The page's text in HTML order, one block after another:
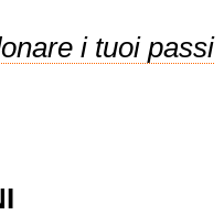
i tuoi passi